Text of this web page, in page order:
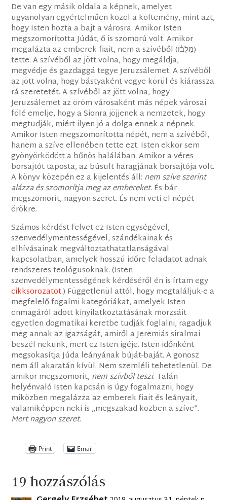
De van egy másik oldala a képnek, amelyet
ugyanolyan egyértelműen közöl a költemény, mint azt,
hogy Isten hozta a bajt a városra. Amikor Isten
megszomorította Júdát, ő is szomorú volt. Amikor
megalázta az emberek fiait, nem a szívéből (מִלִּבּ֔וֹ)
tette. A szívéből az jött volna, hogy megáldja,
megvédje és gazdaggá tegye Jeruzsálemet. A szívéből
az jött volna, hogy bástyaként vegye körül és kiárassza
rá szeretetét. A szívéből az jött volna, hogy
Jeruzsálemet az öröm városaként más népek városai
fölé emelje, hogy a Sionra jöjjenek a nemzetek, hogy
megtudják, miért ilyen jó a dolga ennek a népnek.
Amikor Isten megszomorította népét, nem a szívéből,
hanem a szíve ellenében tette ezt. Isten ekkor sem
gyönyörködött a bűnös halálában. Amikor a véres
borsajtót taposta, az búsult haragjának borsajtója volt.
A könyv közepén ez a kijelentés áll: nem szíve szerint
alázza és szomorítja meg az embereket. És bár
megszomorít, nagyon szeret. És nem veti el népét
örökre.
Számos kérdést felvet ez Isten egységével,
szenvedélymentességével, szándékainak és
elhívásainak megváltoztathatatlanságával
kapcsolatban, amelyek hosszú időre feladatot adnak
rendszeres teológusoknak. (Isten
szenvedélymentességének kérdéséről én is írtam egy
cikksorozatot.) Függetlenül attól, hogy megtaláljuk-e a
megfelelő fogalmi kategóriákat, amelyek Isten
önmagáról adott kinyilatkoztatásának morzsáit
egyetlen dogmatikai keretbe tudják foglalni, ragadjuk
meg annak az igazságát, amiről a Jeremiás siralmai
beszél nekünk, mert ez Isten igéje. Isten időnként
megsokasítja Júda leányának búját-baját. A gonosz
nem áll akaratán kívül. Nem szemléli tehetetlenül. De
amikor megszomorít, nem szívből teszi. Talán
helyénvaló Isten kapcsán is úgy fogalmazni, hogy
miközben megalázza az emberek fiait és leányait,
valamiképpen neki is „megszakad közben a szíve”.
Mert nagyon szeret.
Print Email
19 hozzászólás